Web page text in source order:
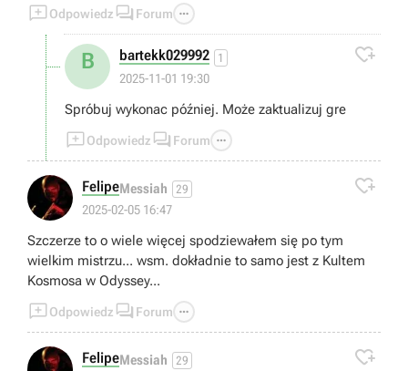
Odpowiedz  Forum 
B bartekk029992 1
2025-11-01 19:30

Spróbuj wykonac później. Może zaktualizuj gre
Odpowiedz  Forum 
FelipeMessiah 29
2025-02-05 16:47

Szczerze to o wiele więcej spodziewałem się po tym
wielkim mistrzu... wsm. dokładnie to samo jest z Kultem
Kosmosa w Odyssey...
Odpowiedz  Forum 
FelipeMessiah 29 